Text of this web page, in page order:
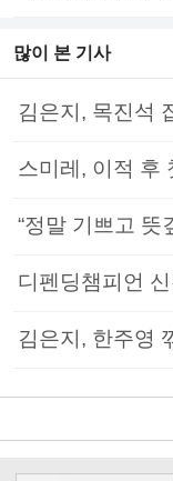
많이 본 기사
김은지, 목진석
스미레, 이적 후
“정말 기쁘고 뜻
디펜딩챔피언
김은지, 한주영